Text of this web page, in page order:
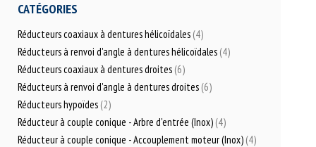
CATÉGORIES
Réducteurs coaxiaux à dentures hélicoïdales (4)
Réducteurs à renvoi d'angle à dentures hélicoïdales (4)
Réducteurs coaxiaux à dentures droites (6)
Réducteurs à renvoi d'angle à dentures droites (6)
Réducteurs hypoïdes (2)
Réducteur à couple conique - Arbre d'entrée (Inox) (4)
Réducteur à couple conique - Accouplement moteur (Inox) (4)